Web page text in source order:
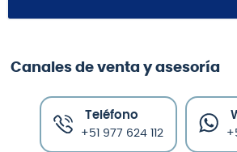
Canales de venta y asesoría
Teléfono
+51 977 624 112